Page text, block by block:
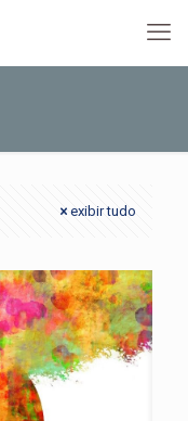
exibir tudo